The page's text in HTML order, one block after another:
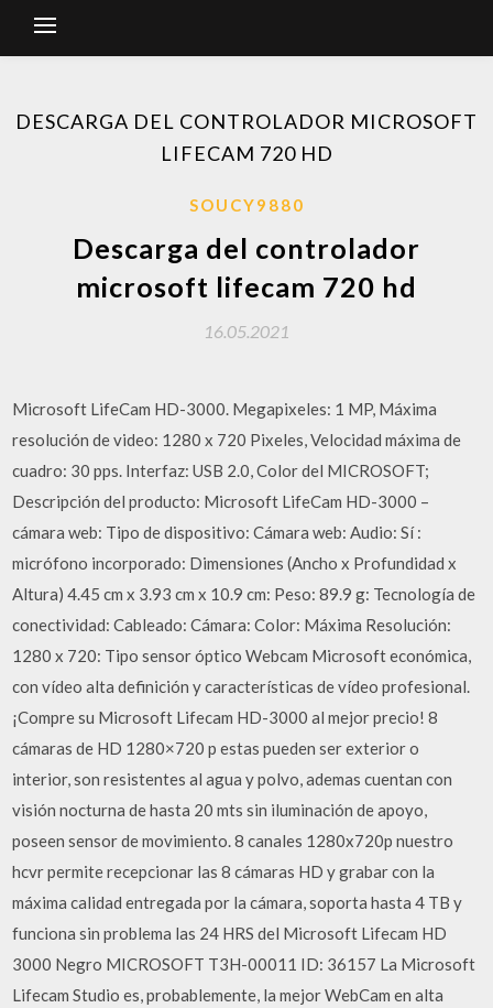
DESCARGA DEL CONTROLADOR MICROSOFT
LIFECAM 720 HD
SOUCY9880
Descarga del controlador
microsoft lifecam 720 hd
16.05.2021
Microsoft LifeCam HD-3000. Megapixeles: 1 MP, Máxima
resolución de video: 1280 x 720 Pixeles, Velocidad máxima de
cuadro: 30 pps. Interfaz: USB 2.0, Color del MICROSOFT;
Descripción del producto: Microsoft LifeCam HD-3000 –
cámara web: Tipo de dispositivo: Cámara web: Audio: Sí :
micrófono incorporado: Dimensiones (Ancho x Profundidad x
Altura) 4.45 cm x 3.93 cm x 10.9 cm: Peso: 89.9 g: Tecnología de
conectividad: Cableado: Cámara: Color: Máxima Resolución:
1280 x 720: Tipo sensor óptico Webcam Microsoft económica,
con vídeo alta definición y características de vídeo profesional.
¡Compre su Microsoft Lifecam HD-3000 al mejor precio! 8
cámaras de HD 1280×720 p estas pueden ser exterior o
interior, son resistentes al agua y polvo, ademas cuentan con
visión nocturna de hasta 20 mts sin iluminación de apoyo,
poseen sensor de movimiento. 8 canales 1280x720p nuestro
hcvr permite recepcionar las 8 cámaras HD y grabar con la
máxima calidad entregada por la cámara, soporta hasta 4 TB y
funciona sin problema las 24 HRS del Microsoft Lifecam HD
3000 Negro MICROSOFT T3H-00011 ID: 36157 La Microsoft
Lifecam Studio es, probablemente, la mejor WebCam en alta